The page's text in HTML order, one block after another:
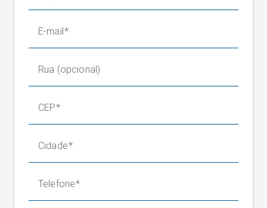
E-mail
Rua (opcional)
CEP
Cidade
Telefone